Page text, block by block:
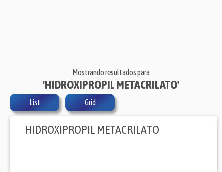
Mostrando resultados para
'HIDROXIPROPIL METACRILATO'
List Grid
HIDROXIPROPIL METACRILATO